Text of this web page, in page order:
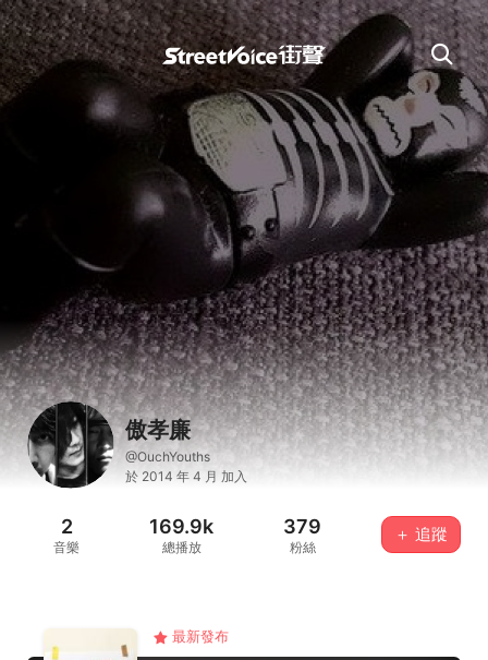
傲孝廉
@OuchYouths
於 2014 年 4 月 加入
2
音樂
169.9k
總播放
379
粉絲
＋ 追蹤
最新發布